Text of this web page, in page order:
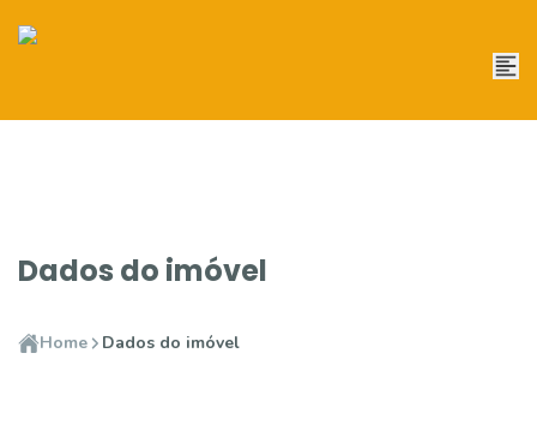
Dados do imóvel
Home Dados do imóvel